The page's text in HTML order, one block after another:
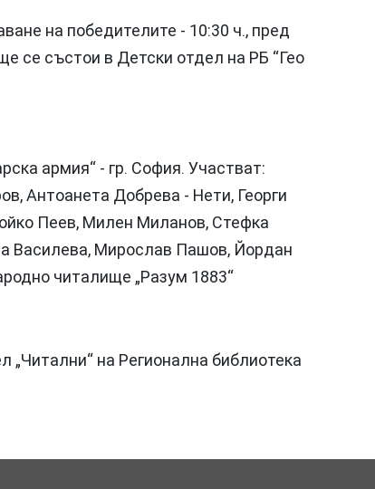
на победителите - 10:30 ч., пред
се състои в Детски отдел на РБ “Гео
армия“ - гр. София. Участват:
Антоанета Добрева - Нети, Георги
Пеев, Милен Миланов, Стефка
Василева, Мирослав Пашов, Йордан
читалище „Разум 1883“
„Читални“ на Регионална библиотека